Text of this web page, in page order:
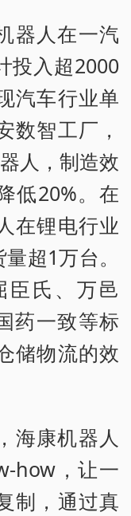
器人在一汽
投入超2000
汽车行业单
数智工厂，
人，制造效
低20%。在
在锂电行业
超1万台。
臣氏、万邑
药一致等标
储物流的效
海康机器人
how，让一
制，通过真